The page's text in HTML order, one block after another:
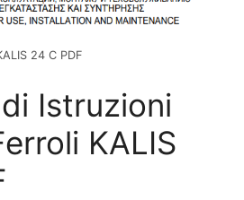
24 C PDF
Istruzioni
KALIS